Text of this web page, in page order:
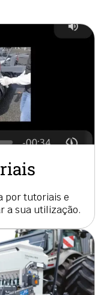
por tutoriais e
a sua utilização.